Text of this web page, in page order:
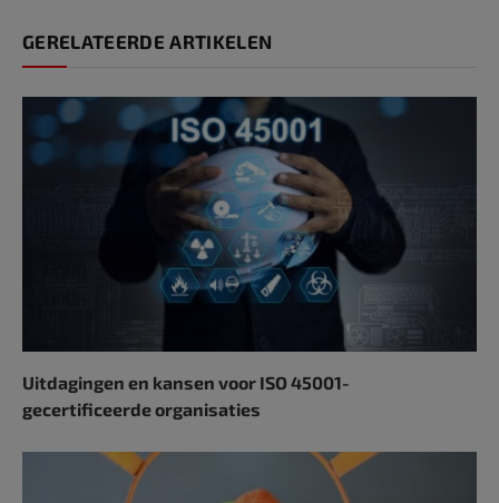
GERELATEERDE ARTIKELEN
Uitdagingen en kansen voor ISO 45001-
gecertificeerde organisaties